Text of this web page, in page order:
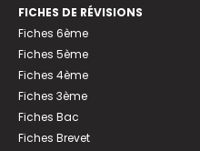
FICHES DE RÉVISIONS
Fiches 6ème
Fiches 5ème
Fiches 4ème
Fiches 3ème
Fiches Bac
Fiches Brevet